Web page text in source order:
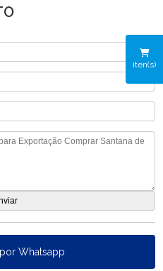
iten(s)
Whatsapp